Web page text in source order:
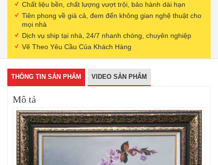
kích
lượng
Chất liệu bền, chất lượng vượt trội, bảo hành dài hạn
Tiên phong về giá cả, đem đến không gian nghệ thuật cho
mọi nhà
Dịch vụ ship tại nhà, 24/7 nhanh chóng, chuyên nghiệp
Vẽ Theo Yêu Cầu Của Khách Hàng
THÔNG TIN SẢN PHẨM VIDEO SẢN PHẨM
Mô tả